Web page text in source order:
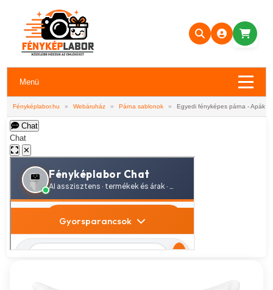
Menü
Fényképlabor.hu » Webáruház » Párna sablonok » Egyedi fényképes párna - Apák
Chat
Chat
✕